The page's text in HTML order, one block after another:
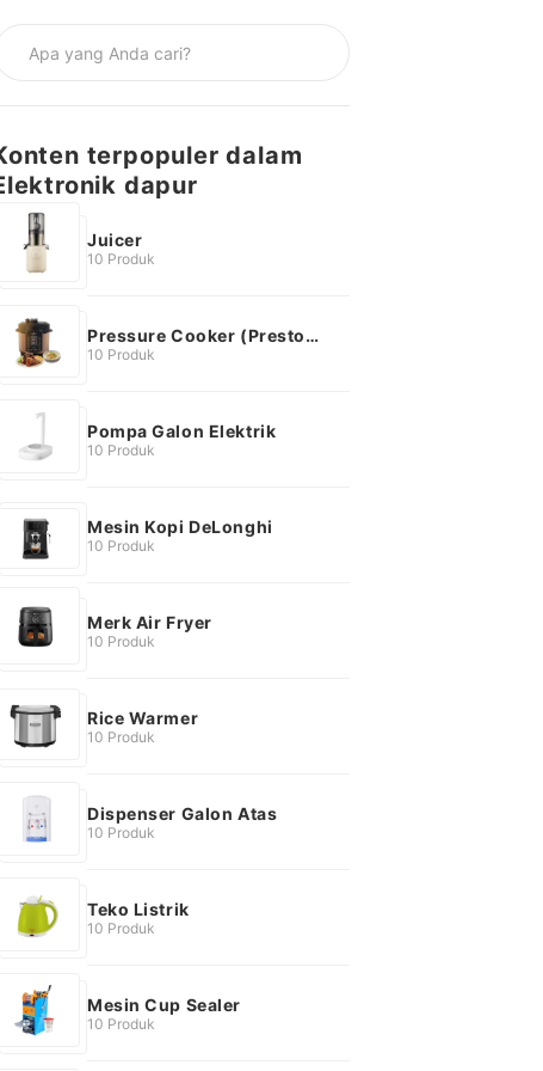
terpopuler dalam
dapur
Juicer
10 Produk
Pressure Cooker (Presto
Listrik)
10 Produk
Pompa Galon Elektrik
10 Produk
Mesin Kopi DeLonghi
10 Produk
Merk Air Fryer
10 Produk
Rice Warmer
10 Produk
Dispenser Galon Atas
10 Produk
Teko Listrik
10 Produk
Mesin Cup Sealer
10 Produk